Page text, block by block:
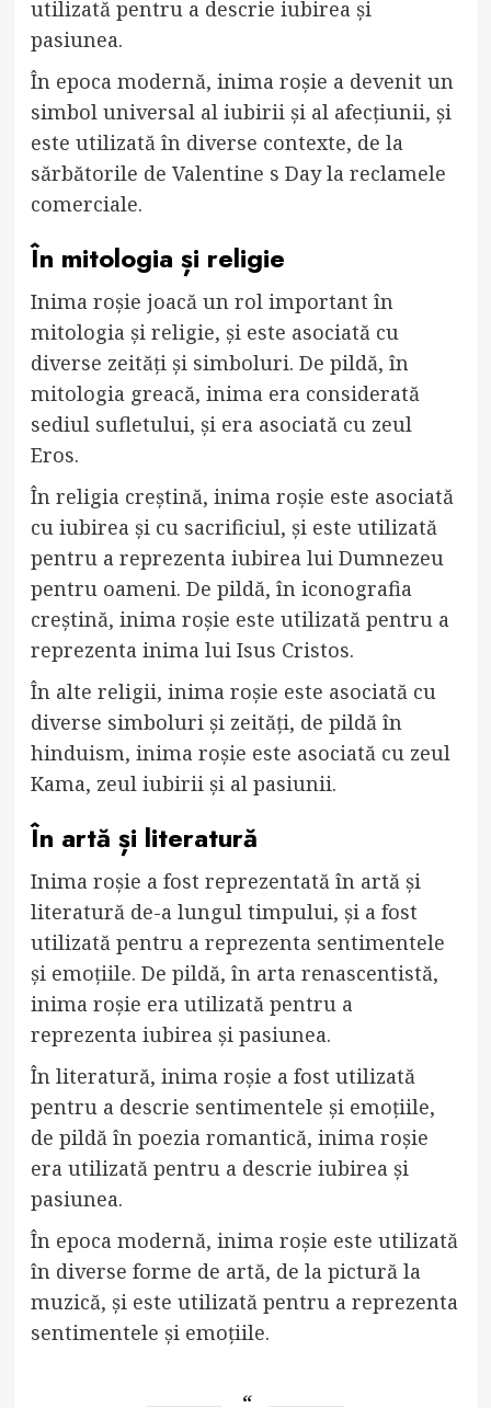
utilizată pentru a descrie iubirea și
pasiunea.
În epoca modernă, inima roșie a devenit un
simbol universal al iubirii și al afecțiunii, și
este utilizată în diverse contexte, de la
sărbătorile de Valentine s Day la reclamele
comerciale.
În mitologia și religie
Inima roșie joacă un rol important în
mitologia și religie, și este asociată cu
diverse zeități și simboluri. De pildă, în
mitologia greacă, inima era considerată
sediul sufletului, și era asociată cu zeul
Eros.
În religia creștină, inima roșie este asociată
cu iubirea și cu sacrificiul, și este utilizată
pentru a reprezenta iubirea lui Dumnezeu
pentru oameni. De pildă, în iconografia
creștină, inima roșie este utilizată pentru a
reprezenta inima lui Isus Cristos.
În alte religii, inima roșie este asociată cu
diverse simboluri și zeități, de pildă în
hinduism, inima roșie este asociată cu zeul
Kama, zeul iubirii și al pasiunii.
În artă și literatură
Inima roșie a fost reprezentată în artă și
literatură de-a lungul timpului, și a fost
utilizată pentru a reprezenta sentimentele
și emoțiile. De pildă, în arta renascentistă,
inima roșie era utilizată pentru a
reprezenta iubirea și pasiunea.
În literatură, inima roșie a fost utilizată
pentru a descrie sentimentele și emoțiile,
de pildă în poezia romantică, inima roșie
era utilizată pentru a descrie iubirea și
pasiunea.
În epoca modernă, inima roșie este utilizată
în diverse forme de artă, de la pictură la
muzică, și este utilizată pentru a reprezenta
sentimentele și emoțiile.